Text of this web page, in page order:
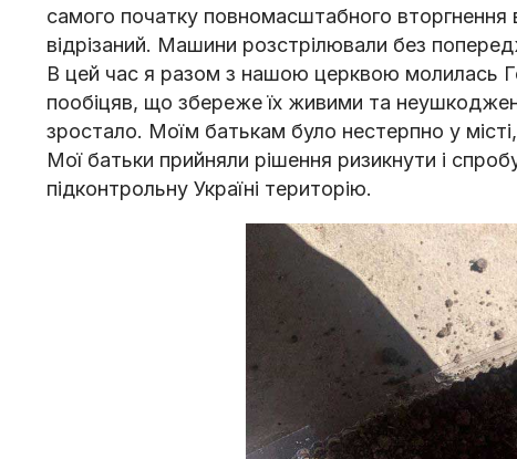
самого початку повномасштабного вторгнення
відрізаний. Машини розстрілювали без
В цей час я разом з нашою церквою молилась
пообіцяв, що збереже їх живими та
зростало. Моїм батькам було нестерпно у
Мої батьки прийняли рішення ризикнути і
підконтрольну Україні територію.